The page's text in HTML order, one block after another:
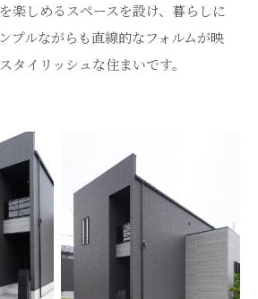
楽しめるスペースを設け、暮らしに
プルながらも直線的なフォルムが映
タイリッシュな住まいです。